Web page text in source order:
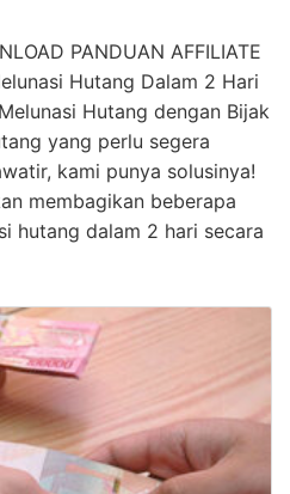
PANDUAN AFFILIATE
Hutang Dalam 2 Hari
Hutang dengan Bijak
yang perlu segera
kami punya solusinya!
membagikan beberapa
hutang dalam 2 hari secara